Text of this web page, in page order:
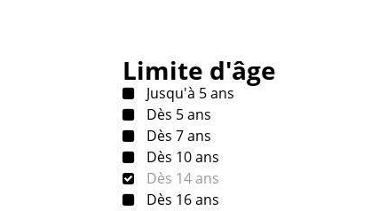
Limite d'âge
Jusqu'à 5 ans
Dès 5 ans
Dès 7 ans
Dès 10 ans
Dès 14 ans
Dès 16 ans